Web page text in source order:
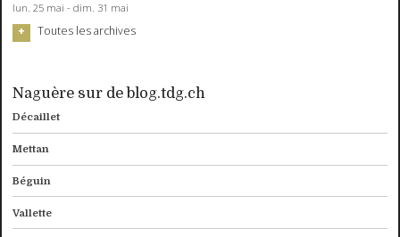
lun. 25 mai - dim. 31 mai
Toutes les archives
Naguère sur de blog.tdg.ch
Décaillet
Mettan
Béguin
Vallette